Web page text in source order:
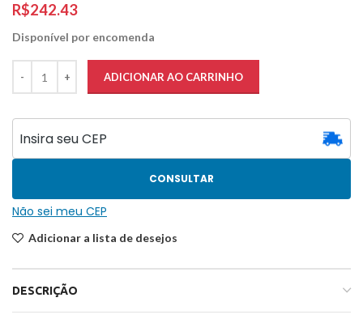
R$
Disponível por encomenda
ADICIONAR AO CARRINHO
CONSULTAR
Não sei meu CEP
Adicionar a lista de desejos
DESCRIÇÃO